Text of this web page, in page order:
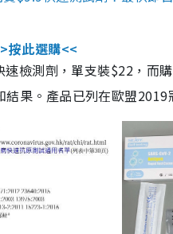
按此選購<<
檢測劑，單支裝$22，而
果。產品已列在歐盟2019